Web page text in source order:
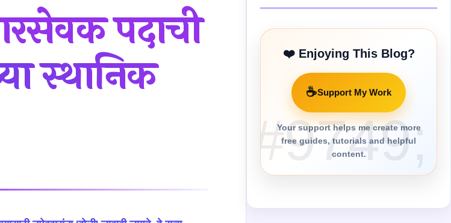
पदाची
स्थानिक ❤️ Enjoying This Blog?
☕Support My Work
Your support helps me create more
free guides, tutorials and helpful
content.